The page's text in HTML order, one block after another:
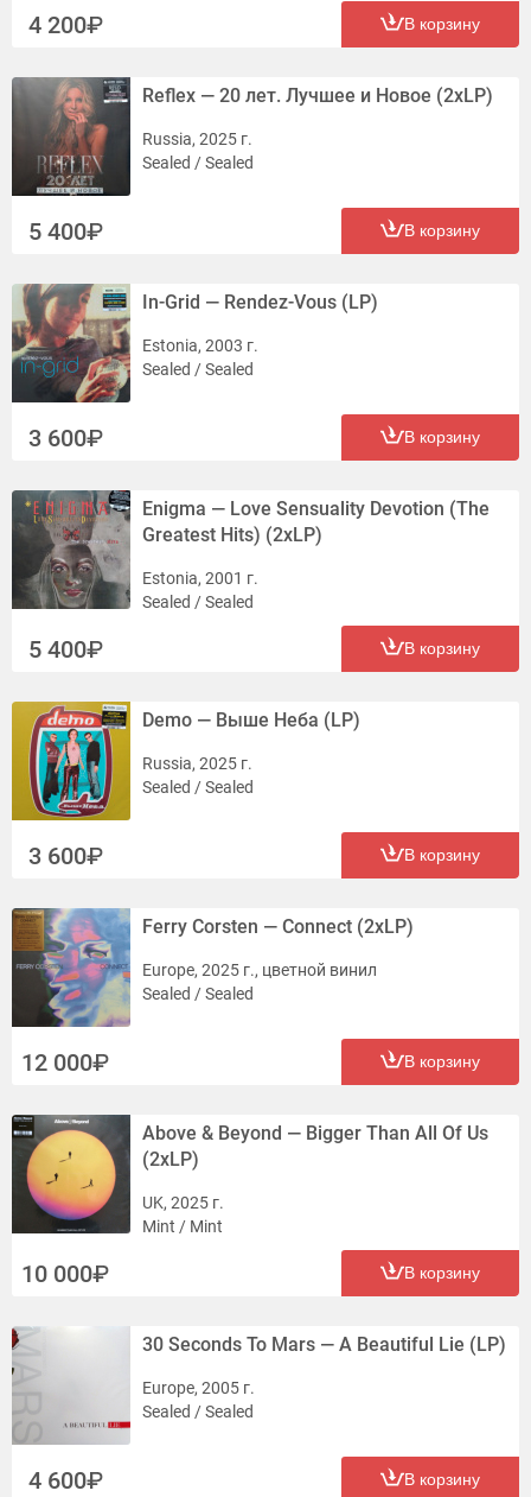
4 200 В корзину
Reflex — 20 лет. Лучшее и Новое (2xLP)
Russia, 2025 г.
Sealed / Sealed
5 400 В корзину
In-Grid — Rendez-Vous (LP)
Estonia, 2003 г.
Sealed / Sealed
3 600 В корзину
Enigma — Love Sensuality Devotion (The
Greatest Hits) (2xLP)
Estonia, 2001 г.
Sealed / Sealed
5 400 В корзину
Demo — Выше Неба (LP)
Russia, 2025 г.
Sealed / Sealed
3 600 В корзину
Ferry Corsten — Connect (2xLP)
Europe, 2025 г., цветной винил
Sealed / Sealed
12 000 В корзину
Above & Beyond — Bigger Than All Of Us
(2xLP)
UK, 2025 г.
Mint / Mint
10 000 В корзину
30 Seconds To Mars — A Beautiful Lie (LP)
Europe, 2005 г.
Sealed / Sealed
4 600 В корзину